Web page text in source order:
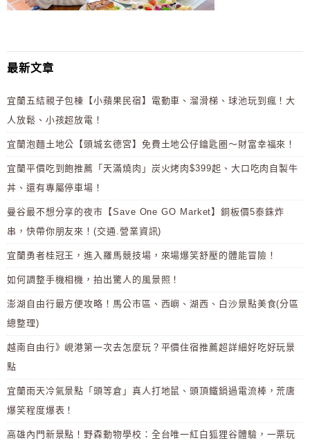
最新文章
宜蘭五結親子包棟【小蘋果民宿】電動車、溜滑梯、球池玩到瘋！大
人放鬆、小孩超放電！
宜蘭泡麵土地公【頭城玄德宮】免費土地公仔鑰匙圈～財富幸福來！
宜蘭平價吃到飽推薦「天滿燒肉」炭火烤肉$399起、大口吃肉自製牛
丼、還有專屬停車場！
曼谷最不想分享的夜市【Save One GO Market】銅板價5泰銖炸
串，快帶你朋友來！(交通.營業資訊)
宜蘭勇者桂冠王，進入羅馬競技場，來場爆笑舒壓的體能冒險！
如何調整手機相機，拍出驚人的風景照！
澎湖自由行最方便攻略！馬公市區、西嶼、湖西、白沙景點美食(分區
總整理)
越南自由行》峴港第一次去怎麼玩？平價住宿推薦超詳細好吃好玩景
點
宜蘭雨天冷氣景點「頭等倉」真人打地鼠、頭頂鐵鍋過電流棒，荒唐
爆笑程度爆表！
高雄內門新景點！野森動物學校：全台唯一紅白狐狸谷體驗，一票玩